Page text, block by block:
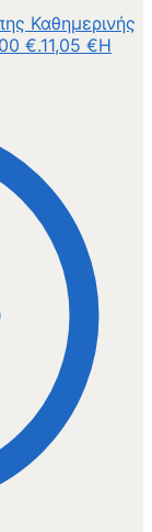
Καθημερινής
€.11,05 €Η